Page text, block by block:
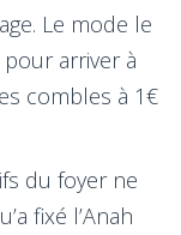
Le mode le
arriver à
combles à 1€
du foyer ne
fixé l’Anah